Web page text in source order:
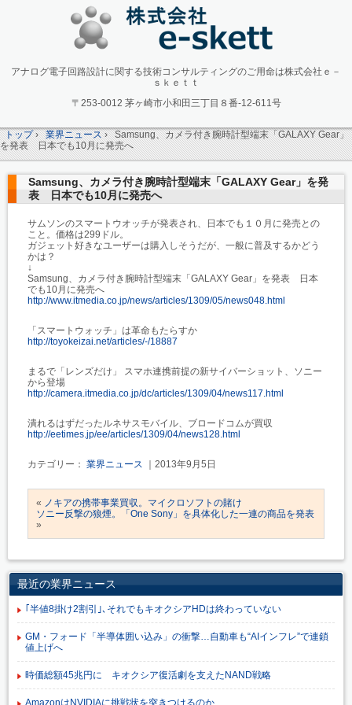
アナログ電子回路設計に関する技術コンサルティングのご用命は株式会社ｅ－
ｓｋｅｔｔ
〒253-0012 茅ヶ崎市小和田三丁目８番-12-611号
トップ› 業界ニュース› Samsung、カメラ付き腕時計型端末「GALAXY Gear」
を発表 日本でも10月に発売へ
Samsung、カメラ付き腕時計型端末「GALAXY Gear」を発
表 日本でも10月に発売へ
サムソンのスマートウオッチが発表され、日本でも１０月に発売との
こと。価格は299ドル。
ガジェット好きなユーザーは購入しそうだが、一般に普及するかどう
かは？
↓
Samsung、カメラ付き腕時計型端末「GALAXY Gear」を発表 日本
でも10月に発売へ
http://www.itmedia.co.jp/news/articles/1309/05/news048.html
「スマートウォッチ」は革命もたらすか
http://toyokeizai.net/articles/-/18887
まるで「レンズだけ」 スマホ連携前提の新サイバーショット、ソニー
から登場
http://camera.itmedia.co.jp/dc/articles/1309/04/news117.html
潰れるはずだったルネサスモバイル、ブロードコムが買収
http://eetimes.jp/ee/articles/1309/04/news128.html
カテゴリー： 業界ニュース ｜2013年9月5日
« ノキアの携帯事業買収。マイクロソフトの賭け
ソニー反撃の狼煙。「One Sony」を具体化した一連の商品を発表
»
最近の業界ニュース
｢半値8掛け2割引｣､それでもキオクシアHDは終わっていない
GM・フォード「半導体囲い込み」の衝撃…自動車も“AIインフレ”で連鎖
値上げへ
時価総額45兆円に キオクシア復活劇を支えたNAND戦略
AmazonはNVIDIAに挑戦状を突きつけるのか